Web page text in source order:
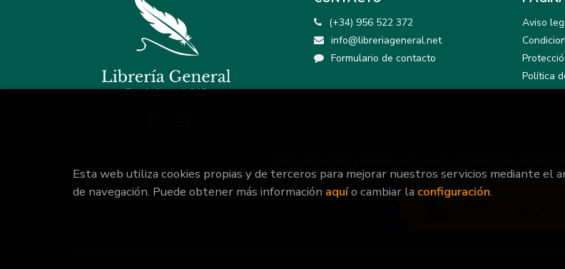
(+34) 956 522 372
info@libreriageneral.net
Formulario de contacto
Aviso
Política
Esta web utiliza cookies propias y de terceros para mejorar nuestros servicios mediante el
de navegación. Puede obtener más información aquío cambiar la configuración.